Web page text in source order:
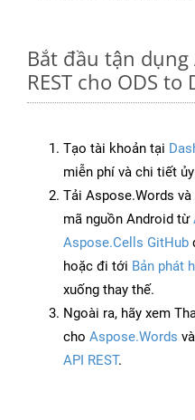
Bắt đầu tận dụng
REST cho ODS to
Tạo tài khoản tại
miễn phí và chi tiết
Tải Aspose.Words
mã nguồn Android từ
Aspose.Cells GitHub
hoặc đi tới Bản phát
xuống thay thế.
Ngoài ra, hãy xem
cho Aspose.Words và
API REST.